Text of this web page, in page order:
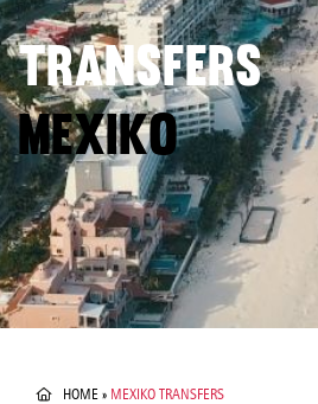
TRANSFERS
MEXIKO
HOME » MEXIKO TRANSFERS